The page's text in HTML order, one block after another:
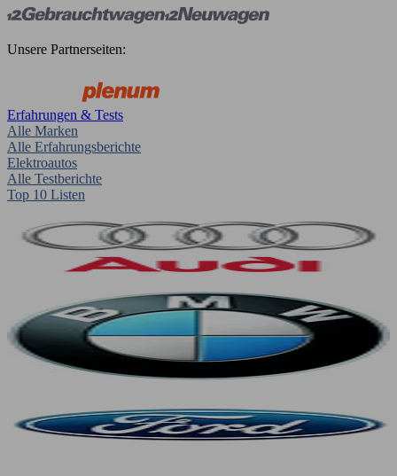
Unsere Partnerseiten:
Erfahrungen & Tests
Alle Marken
Alle Erfahrungsberichte
Elektroautos
Alle Testberichte
Top 10 Listen